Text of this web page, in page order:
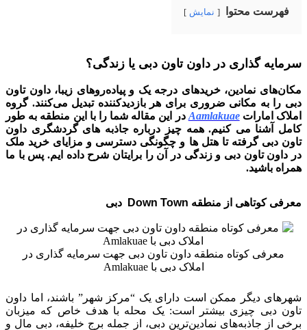
فهرست محتوا نمایش
سرمایه گذاری در داون تاون دبی یا زندگی؟
مکان‌های نمادین، خریدهای درجه یک و پیاده‌روهای زیبا، داون تاون
دبی را به مکانی ضروری برای هر بازدیدکننده تبدیل می‌کنند. گروه
املاک اماراتAamlakuae در این مقاله شما را با این منطقه به طور
کامل آشنا می کنیم. همه چیز درباره جاذبه های گردشگری داون
تاون دبی گرفته تا هتل ها و چگونگی دسترسی و مزایای خرید ملک
در داون تاون دبی و زندگی در آن را برایتان شرح داده ایم. پس با ما
همراه باشید.
معرفی کوتاهی از منطقه Down Town دبی
معرفی کوتاه منطقه داون تاون دبی جهت سرمایه گذاری در
املاک دبی با Amlakuae
شهرهای دیگر ممکن است دارای یک “مرکز شهر” باشند، اما داون
تاون دبی چیزی بیشتر است: یک محله با هدف خاص که میزبان
برخی از جاذبه‌های نمادین‌ترین دبی، از جمله برج خلیفه، دبی مال و